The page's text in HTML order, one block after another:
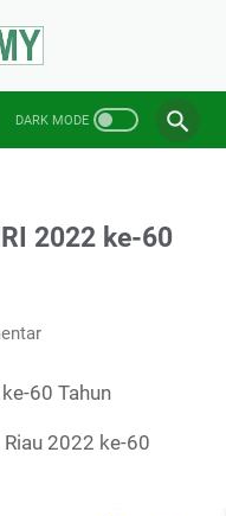
2022 ke-60
60 Tahun
2022 ke-60